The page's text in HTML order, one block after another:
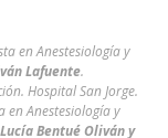
en Anestesiología y
Lafuente.
Hospital San Jorge.
en Anestesiología y
Lucía Bentué Oliván y